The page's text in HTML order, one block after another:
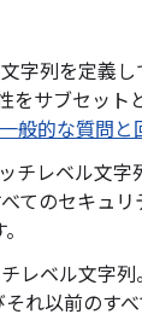
字列を定義
をサブセット
一般的な質問と
チレベル文
てのセキュリ
レベル文字
以前のすべ